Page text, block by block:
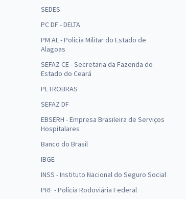
SEDES
PC DF - DELTA
PM AL - Polícia Militar do Estado de
Alagoas
SEFAZ CE - Secretaria da Fazenda do
Estado do Ceará
PETROBRAS
SEFAZ DF
EBSERH - Empresa Brasileira de Serviços
Hospitalares
Banco do Brasil
IBGE
INSS - Instituto Nacional do Seguro Social
PRF - Polícia Rodoviária Federal